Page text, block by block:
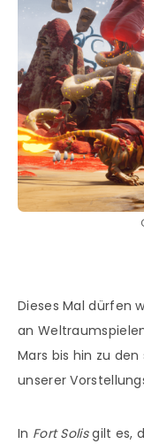
Dieses Mal dürfen
an
Mars bis hin zu
unserer
In Fort Solisgilt es,